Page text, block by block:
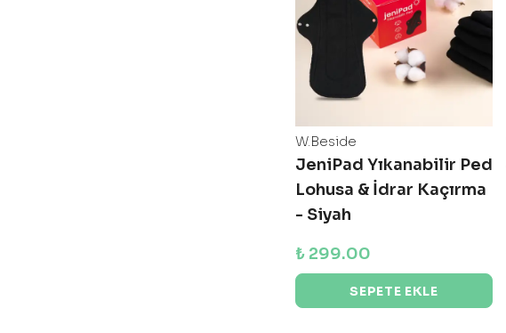
W.Beside
JeniPad Yıkanabilir Ped
Lohusa & İdrar Kaçırma
- Siyah
₺ 299.00
SEPETE EKLE